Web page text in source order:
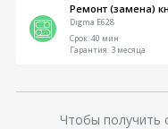
Ремонт (замена)
Digma E628
Срок:40 мин
Гарантия:3 месяца
Чтобы получить